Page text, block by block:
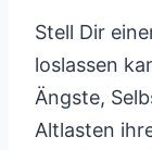
Stell Dir
loslassen
Ängste,
Altlasten